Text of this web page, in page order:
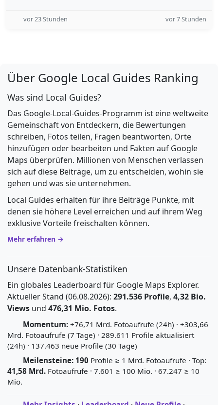
vor 23 Stunden vor 7 Stunden
Über Google Local Guides Ranking
Was sind Local Guides?
Das Google-Local-Guides-Programm ist eine weltweite
Gemeinschaft von Entdeckern, die Bewertungen
schreiben, Fotos teilen, Fragen beantworten, Orte
hinzufügen oder bearbeiten und Fakten auf Google
Maps überprüfen. Millionen von Menschen verlassen
sich auf diese Beiträge, um zu entscheiden, wohin sie
gehen und was sie unternehmen.
Local Guides erhalten für ihre Beiträge Punkte, mit
denen sie höhere Level erreichen und auf ihrem Weg
exklusive Vorteile freischalten können.
Mehr erfahren →
Unsere Datenbank-Statistiken
Ein globales Leaderboard für Google Maps Explorer.
Aktueller Stand (06.08.2026): 291.536 Profile, 4,32 Bio.
Views und 476,31 Mio. Fotos.
Momentum: +76,71 Mrd. Fotoaufrufe (24h) · +303,66
Mrd. Fotoaufrufe (7 Tage) · 289.611 Profile aktualisiert
(24h) · 137.463 neue Profile (30 Tage)
Meilensteine: 190 Profile ≥ 1 Mrd. Fotoaufrufe · Top:
41,58 Mrd. Fotoaufrufe · 7.601 ≥ 100 Mio. · 67.247 ≥ 10
Mio.